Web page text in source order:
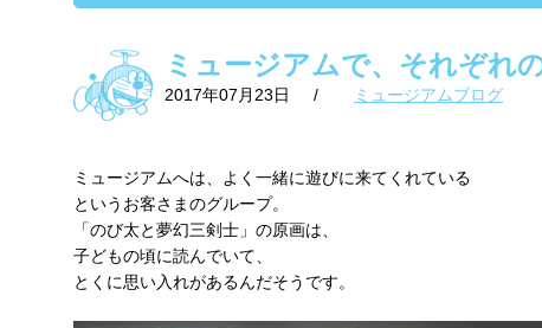
ミュージアムで、それぞれ
2017年07月23日 / ミュージアムブログ
ミュージアムへは、よく一緒に遊びに来てくれている
というお客さまのグループ。
「のび太と夢幻三剣士」の原画は、
子どもの頃に読んでいて、
とくに思い入れがあるんだそうです。